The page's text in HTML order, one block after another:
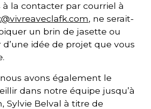
à la contacter par courriel à
, ne serait-
un brin de jasette ou
idée de projet que vous
avons également le
dans notre équipe jusqu’à
Sylvie Belval à titre de